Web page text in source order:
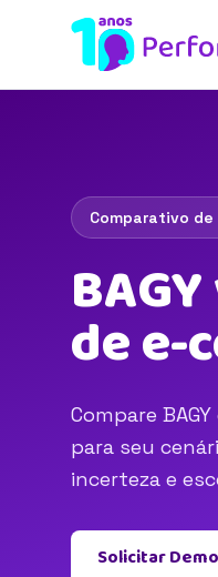
Comparativo
de e-
Compare
para seu
incerteza e
Solicitar Demo